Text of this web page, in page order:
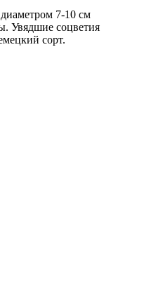
7-10 см
Увядшие соцветия
сорт.